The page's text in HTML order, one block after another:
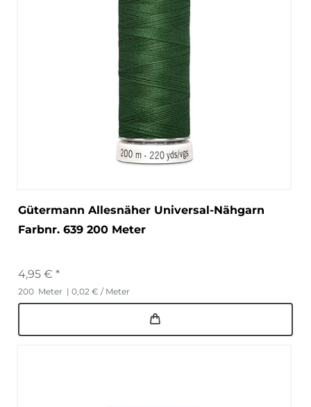
Gütermann Allesnäher Universal-Nähgarn
Farbnr. 639 200 Meter
4,95 € *
200 Meter | 0,02 € / Meter